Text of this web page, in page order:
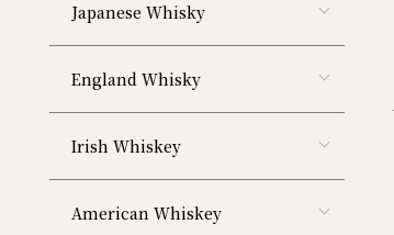
Japanese Whisky
England Whisky
Irish Whiskey
American Whiskey